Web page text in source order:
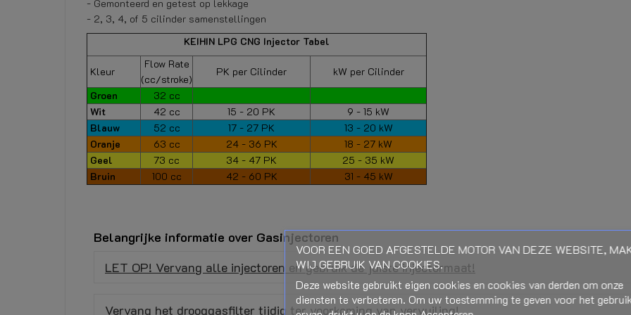
- Gemonteerd en getest op lekkage
- 2, 3, 4, of 5 cilinder samenstellingen
KEIHIN LPG CNG Injector Tabel
Kleur
Flow Rate
(cc/stroke)
PK per Cilinder
kW per Cilinder
Groen
32 cc
Wit
42 cc 15 - 20 PK
9 - 15 kW
Blauw
52 cc 17 - 27 PK
13 - 20 kW
Oranje
63 cc 24 - 36 PK
18 - 27 kW
Geel
73 cc 34 - 47 PK
25 - 35 kW
Bruin
100 cc 42 - 60 PK 31 - 45 kW
Belangrijke informatie over Gasinjectoren
LET OP! Vervang alle injectoren en gebruik de juiste injectormaat!
Vervang het drooggasfilter tijdig ter voorkoming van vervuiling!
VOOR EEN GOED AFGESTELDE MOTOR VAN DEZE WEBSITE,
WIJ GEBRUIK VAN COOKIES.
Deze website gebruikt eigen cookies en cookies van derden om onze
diensten te verbeteren. Om uw toestemming te geven voor het